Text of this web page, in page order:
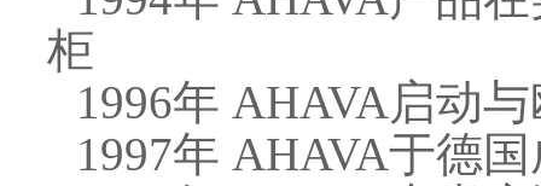
柜
1996年 AHAVA启动
1997年 AHAVA于德